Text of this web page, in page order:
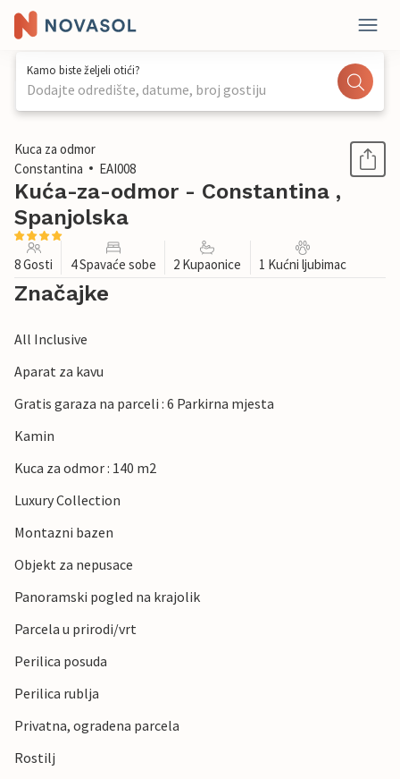
Kamo biste željeli otići?
Dodajte odredište, datume, broj gostiju
1 / 32
Kuca za odmor
Constantina
EAI008
Kuća-za-odmor - Constantina ,
Spanjolska
8 Gosti 4 Spavaće sobe 2 Kupaonice 1 Kućni ljubimac
Značajke
All Inclusive
Aparat za kavu
Gratis garaza na parceli : 6 Parkirna mjesta
Kamin
Kuca za odmor : 140 m2
Luxury Collection
Montazni bazen
Objekt za nepusace
Panoramski pogled na krajolik
Parcela u prirodi/vrt
Perilica posuda
Perilica rublja
Privatna, ogradena parcela
Rostilj